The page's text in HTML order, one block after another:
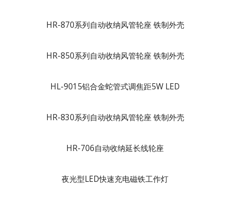
HR-870系列自动收纳风管轮座 铁制外壳
HR-850系列自动收纳风管轮座 铁制外壳
HL-9015铝合金蛇管式调焦距5W LED
HR-830系列自动收纳风管轮座 铁制外壳
HR-706自动收纳延长线轮座
夜光型LED快速充电磁铁工作灯